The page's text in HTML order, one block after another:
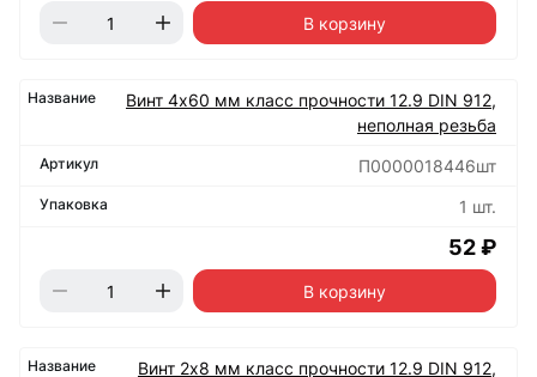
В корзину
Винт 4х60 мм класс прочности 12.9 DIN 912,
неполная резьба
П0000018446шт
1 шт.
52 ₽
В корзину
Винт 2х8 мм класс прочности 12.9 DIN 912,